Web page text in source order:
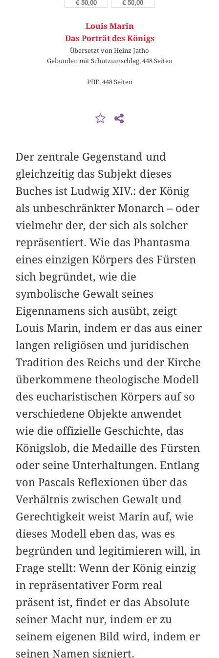
€ 50,00 € 50,00
Louis Marin
Das Porträt des Königs
Übersetzt von Heinz Jatho
Gebunden mit Schutzumschlag, 448 Seiten
PDF, 448 Seiten
Der zentrale Gegenstand und
gleichzeitig das Subjekt dieses
Buches ist Ludwig XIV.: der König
als unbeschränkter Monarch – oder
vielmehr der, der sich als solcher
repräsentiert. Wie das Phantasma
eines einzigen Körpers des Fürsten
sich begründet, wie die
symbolische Gewalt seines
Eigennamens sich ausübt, zeigt
Louis Marin, indem er das aus einer
langen religiösen und juridischen
Tradition des Reichs und der Kirche
überkommene theologische Modell
des eucharistischen Körpers auf so
verschiedene Objekte anwendet
wie die offizielle Geschichte, das
Königslob, die Medaille des Fürsten
oder seine Unterhaltungen. Entlang
von Pascals Reflexionen über das
Verhältnis zwischen Gewalt und
Gerechtigkeit weist Marin auf, wie
dieses Modell eben das, was es
begründen und legitimieren will, in
Frage stellt: Wenn der König einzig
in repräsentativer Form real
präsent ist, findet er das Absolute
seiner Macht nur, indem er zu
seinem eigenen Bild wird, indem er
seinen Namen signiert.